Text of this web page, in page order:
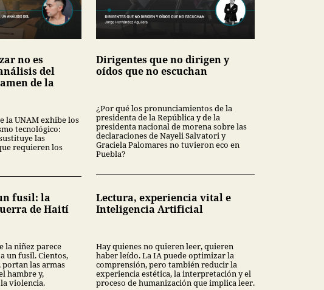
no es
del
de la
la UNAM exhibe los
tecnológico:
las
requieren los
Dirigentes que no dirigen y
oídos que no escuchan
¿Por qué los pronunciamientos de la
presidenta de la República y de la
presidenta nacional de morena sobre las
declaraciones de Nayeli Salvatori y
Graciela Palomares no tuvieron eco en
Puebla?
fusil: la
de Haití
la niñez parece
un fusil. Cientos,
las armas
hambre y,
violencia.
Lectura, experiencia vital e
Inteligencia Artificial
Hay quienes no quieren leer, quieren
haber leído. La IA puede optimizar la
comprensión, pero también reducir la
experiencia estética, la interpretación y el
proceso de humanización que implica leer.